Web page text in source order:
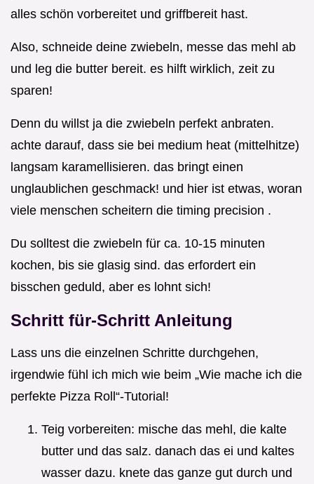
alles schön vorbereitet und griffbereit hast.
Also, schneide deine zwiebeln, messe das mehl ab
und leg die butter bereit. es hilft wirklich, zeit zu
sparen!
Denn du willst ja die zwiebeln perfekt anbraten.
achte darauf, dass sie bei medium heat (mittelhitze)
langsam karamellisieren. das bringt einen
unglaublichen geschmack! und hier ist etwas, woran
viele menschen scheitern die timing precision .
Du solltest die zwiebeln für ca. 10-15 minuten
kochen, bis sie glasig sind. das erfordert ein
bisschen geduld, aber es lohnt sich!
Schritt für-Schritt Anleitung
Lass uns die einzelnen Schritte durchgehen,
irgendwie fühl ich mich wie beim „Wie mache ich die
perfekte Pizza Roll“-Tutorial!
Teig vorbereiten: mische das mehl, die kalte
butter und das salz. danach das ei und kaltes
wasser dazu. knete das ganze gut durch und